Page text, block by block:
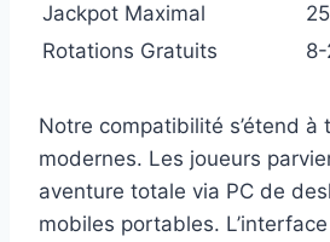
Jackpot Maximal
Rotations Gratuits
Notre compatibilité s’étend à
modernes. Les joueurs
aventure totale via PC de
mobiles portables.